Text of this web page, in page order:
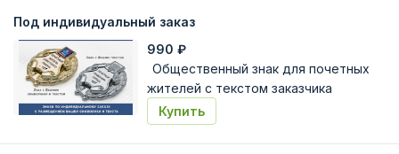
Под индивидуальный заказ
990 ₽
Общественный знак для почетных
жителей с текстом заказчика
Купить